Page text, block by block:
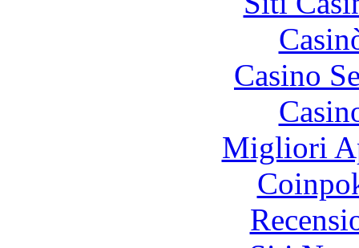
Casino
Migliori